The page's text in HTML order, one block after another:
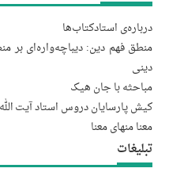
درباره‌‌ی استادکتاب‌ها
منطق فهم دین: دیباچه‌واره‌ای بر
دینی
مباحثه با جان هیک
کیش پارسایان دروس استاد آیت
معنا منهای معنا
تبلیغات